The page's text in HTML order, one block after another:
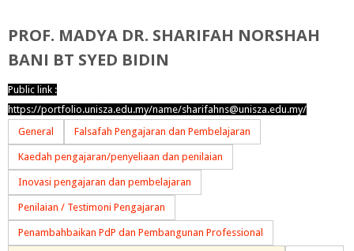
CoMAE-i
English ‎(en)‎
Search
PROF. MADYA DR. SHARIFAH NORSHAH
BANI BT SYED BIDIN
Public link :
https://portfolio.unisza.edu.my/name/sharifahns@unisza.edu.my/
General
Falsafah Pengajaran dan Pembelajaran
Kaedah pengajaran/penyeliaan dan penilaian
Inovasi pengajaran dan pembelajaran
Penilaian / Testimoni Pengajaran
Penambahbaikan PdP dan Pembangunan Professional